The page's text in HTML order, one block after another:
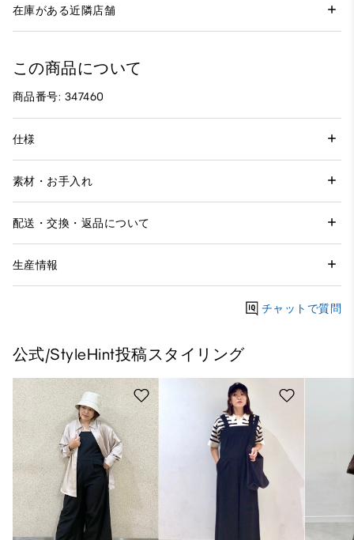
在庫がある近隣店舗
この商品について
商品番号: 347460
仕様
素材・お手入れ
配送・交換・返品について
生産情報
チャットで質問
公式/StyleHint投稿スタイリング